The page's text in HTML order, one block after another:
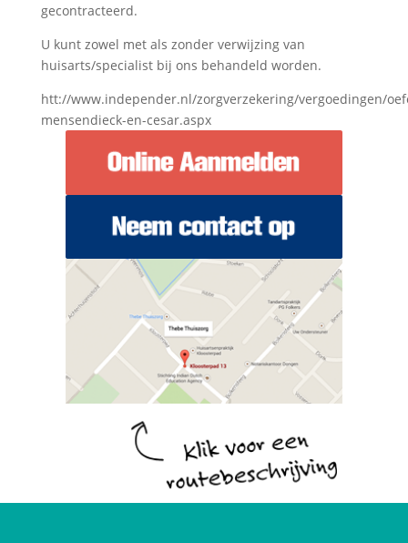
gecontracteerd.
U kunt zowel met als zonder verwijzing van
huisarts/specialist bij ons behandeld worden.
htt://www.independer.nl/zorgverzekering/vergoedingen/
mensendieck-en-cesar.aspx